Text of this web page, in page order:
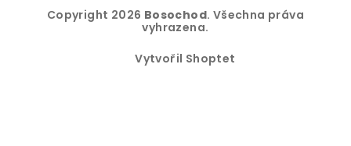
Copyright 2026 Bosochod. Všechna práva
vyhrazena.
Vytvořil Shoptet